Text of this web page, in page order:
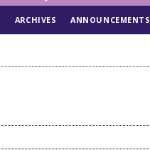
ARCHIVES ANNOUNCEMENTS